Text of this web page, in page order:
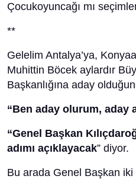
Çocukoyuncağı mı
**
Gelelim Antalya’ya,
Muhittin Böcek aylardır
Başkanlığına aday
“Ben aday olurum, aday
“Genel Başkan
adımı açıklayacak” diyor.
Bu arada Genel Başkan iki